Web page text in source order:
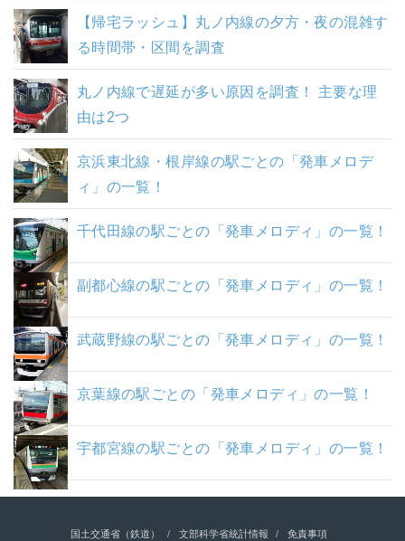
【帰宅ラッシュ】丸ノ内線の夕方・夜の混雑す
る時間帯・区間を調査
丸ノ内線で遅延が多い原因を調査！ 主要な理
由は2つ
京浜東北線・根岸線の駅ごとの「発車メロデ
ィ」の一覧！
千代田線の駅ごとの「発車メロディ」の一覧！
副都心線の駅ごとの「発車メロディ」の一覧！
武蔵野線の駅ごとの「発車メロディ」の一覧！
京葉線の駅ごとの「発車メロディ」の一覧！
宇都宮線の駅ごとの「発車メロディ」の一覧！
国土交通省（鉄道） 文部科学省統計情報 免責事項